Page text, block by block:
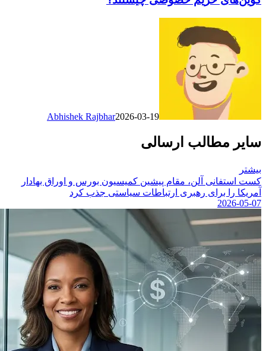
Abhishek Rajbhar2026-03-19
سایر مطالب ارسالی
بیشتر
کست استفانی آلن، مقام پیشین کمیسیون بورس و اوراق بهادار
آمریکا را برای رهبری ارتباطات سیاستی جذب کرد
2026-05-07